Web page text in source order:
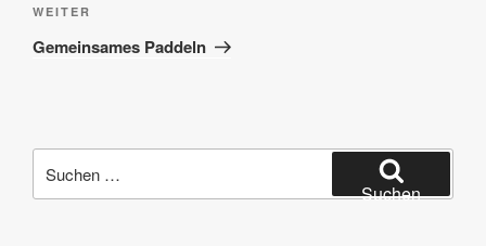
Nächster
Beitrag
WEITER
Gemeinsames Paddeln
nach:
Suchen